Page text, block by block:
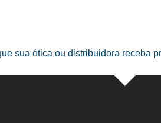
sua ótica ou distribuidora receba